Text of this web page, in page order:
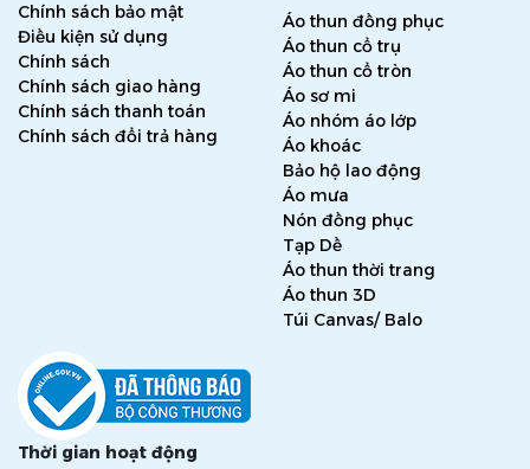
Chính sách bảo mật
Điều kiện sử dụng
Chính sách
Chính sách giao hàng
Chính sách thanh toán
Chính sách đổi trả hàng
Áo thun đồng phục
Áo thun cổ trụ
Áo thun cổ tròn
Áo sơ mi
Áo nhóm áo lớp
Áo khoác
Bảo hộ lao động
Áo mưa
Nón đồng phục
Tạp Dề
Áo thun thời trang
Áo thun 3D
Túi Canvas/ Balo
Thời gian hoạt động